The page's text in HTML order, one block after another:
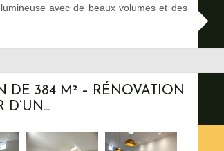
avec de beaux volumes et des
DE 384 M² – RÉNOVATION